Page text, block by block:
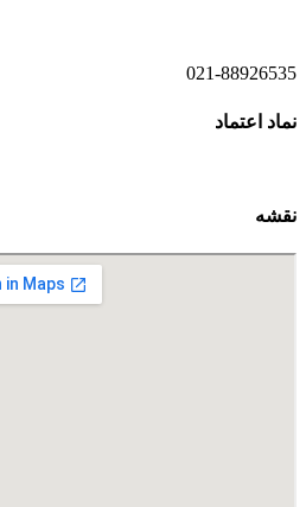
021-88926535
نماد اعتماد
نقشه